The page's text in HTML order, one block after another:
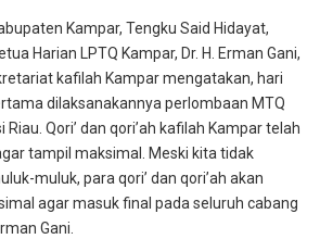
Kampar, Tengku Said Hidayat,
Harian LPTQ Kampar, Dr. H. Erman Gani,
kafilah Kampar mengatakan, hari
dilaksanakannya perlombaan MTQ
Qori’ dan qori’ah kafilah Kampar telah
tampil maksimal. Meski kita tidak
muluk, para qori’ dan qori’ah akan
agar masuk final pada seluruh cabang
Gani.